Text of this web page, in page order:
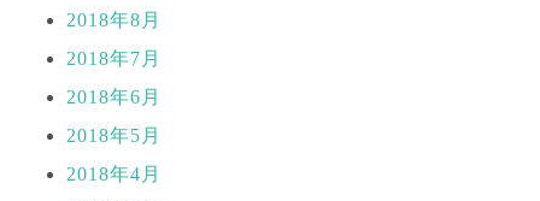
2018年8月
2018年7月
2018年6月
2018年5月
2018年4月